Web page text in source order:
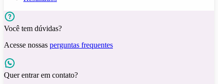
Você tem dúvidas?
Acesse nossas perguntas frequentes
Quer entrar em contato?